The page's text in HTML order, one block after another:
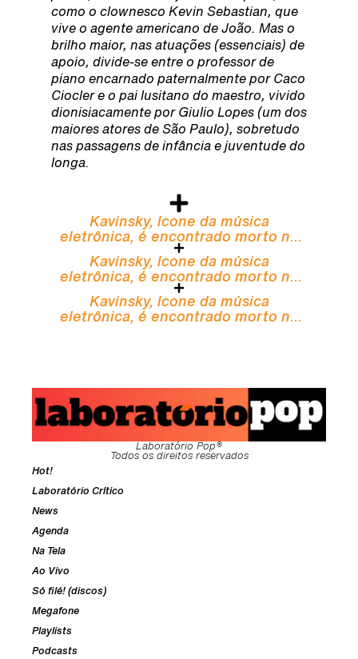
como o clownesco Kevin Sebastian, que
vive o agente americano de João. Mas o
brilho maior, nas atuações (essenciais) de
apoio, divide-se entre o professor de
piano encarnado paternalmente por Caco
Ciocler e o pai lusitano do maestro, vivido
dionisiacamente por Giulio Lopes (um dos
maiores atores de São Paulo), sobretudo
nas passagens de infância e juventude do
longa.
Kavinsky, ícone da música
eletrônica, é encontrado morto na
sua casa
Kavinsky, ícone da música
eletrônica, é encontrado morto na
sua casa
Kavinsky, ícone da música
eletrônica, é encontrado morto na
Laboratório Pop®
Todos os direitos reservados
Hot!
Laboratório Crítico
News
Agenda
Na Tela
Ao Vivo
Só filé! (discos)
Megafone
Playlists
Podcasts